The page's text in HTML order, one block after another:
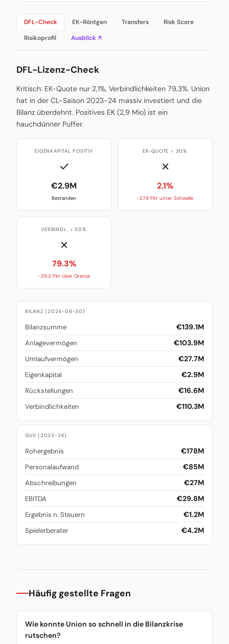
DFL-Check EK-Röntgen Transfers
Risk Score
Risikoprofil
Ausblick ↗
DFL-Lizenz-Check
Kritisch: EK-Quote nur 2,1%, Verbindlichkeiten 79,3%. Union
hat in der CL-Saison 2023-24 massiv investiert und die
Bilanz überdehnt. Positives EK (2,9 Mio) ist ein
hauchdünner Puffer.
EIGENKAPITAL POSITIV
✓
€2.9M
Bestanden
EK-QUOTE > 30%
✗
2.1%
-27.9 Pkt unter Schwelle
VERBINDL. < 50%
✗
79.3%
-29.3 Pkt über Grenze
BILANZ (2024-06-30)
Bilanzsumme €139.1M
Anlagevermögen €103.9M
Umlaufvermögen €27.7M
Eigenkapital €2.9M
Rückstellungen €16.6M
Verbindlichkeiten €110.3M
GUV (2023-24)
Rohergebnis €178M
Personalaufwand €85M
Abschreibungen €27M
EBITDA €29.8M
Ergebnis n. Steuern €1.2M
Spielerberater €4.2M
Häufig gestellte Fragen
Wie konnte Union so schnell in die Bilanzkrise
rutschen?